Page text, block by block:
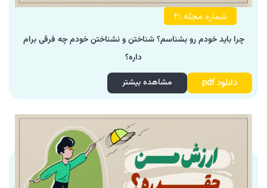
شماره مجله :۲
چرا باید خودم رو بشناسم؟ شناختن و نشناختن خودم چه فرقی برام
داره؟
دانلود pdf مشاهده بیشتر